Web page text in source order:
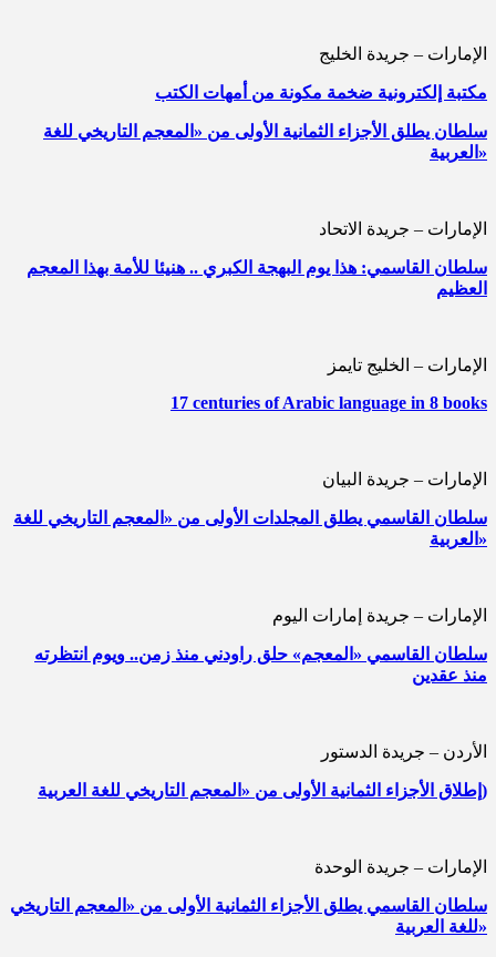
الإمارات – جريدة الخليج
مكتبة إلكترونية ضخمة مكونة من أمهات الكتب
سلطان يطلق الأجزاء الثمانية الأولى من «المعجم التاريخي للغة
العربية»
الإمارات – جريدة الاتحاد
سلطان القاسمي: هذا يوم البهجة الكبري .. هنيئا للأمة بهذا المعجم
العظيم
الإمارات – الخليج تايمز
17 centuries of Arabic language in 8 books
الإمارات – جريدة البيان
سلطان القاسمي يطلق المجلدات الأولى من «المعجم التاريخي للغة
العربية»
الإمارات – جريدة إمارات اليوم
سلطان القاسمي «المعجم» حلق راودني منذ زمن.. ويوم انتظرته
منذ عقدين
الأردن – جريدة الدستور
إطلاق الأجزاء الثمانية الأولى من «المعجم التاريخي للغة العربية)
الإمارات – جريدة الوحدة
سلطان القاسمي يطلق الأجزاء الثمانية الأولى من «المعجم التاريخي
للغة العربية»